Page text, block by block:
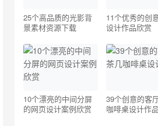
25个高品质的光影背
景素材资源下载
11个优秀的创
设计作品欣赏
10个漂亮的中间分屏
的网页设计案例欣赏
39个创意的客
咖啡桌设计作品